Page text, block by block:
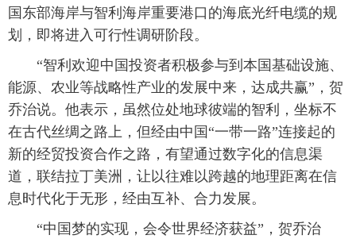
国东部海岸与智利海岸重要港口的海底光纤电缆的规
划，即将进入可行性调研阶段。
“智利欢迎中国投资者积极参与到本国基础设施、
能源、农业等战略性产业的发展中来，达成共赢”，贺
乔治说。他表示，虽然位处地球彼端的智利，坐标不
在古代丝绸之路上，但经由中国“一带一路”连接起的
新的经贸投资合作之路，有望通过数字化的信息渠
道，联结拉丁美洲，让以往难以跨越的地理距离在信
息时代化于无形，经由互补、合力发展。
“中国梦的实现，会令世界经济获益”，贺乔治